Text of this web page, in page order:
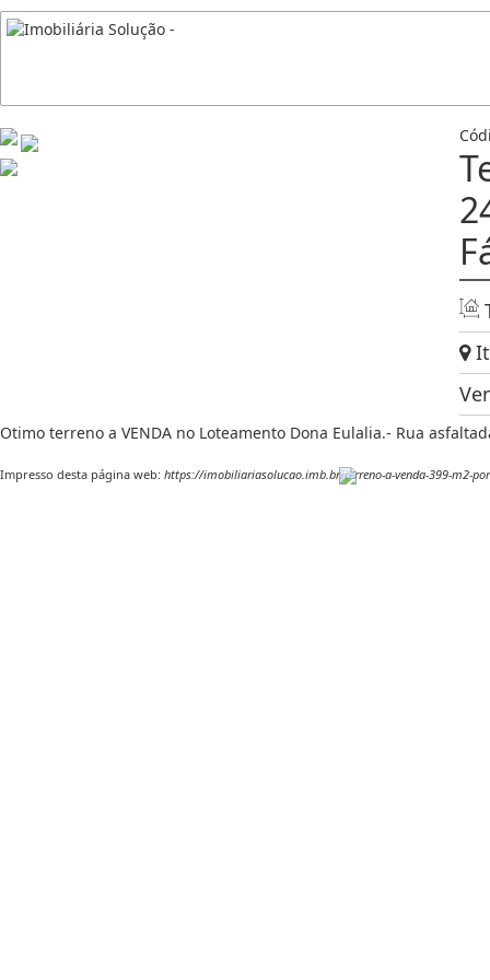
Otimo terreno a VENDA no Loteamento Dona Eulalia.- Rua
Impresso desta página web: https://imobiliariasolucao.imb.br/terreno-a-venda-399-m2-